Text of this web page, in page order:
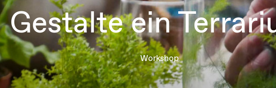
Gestalte ein
Workshop